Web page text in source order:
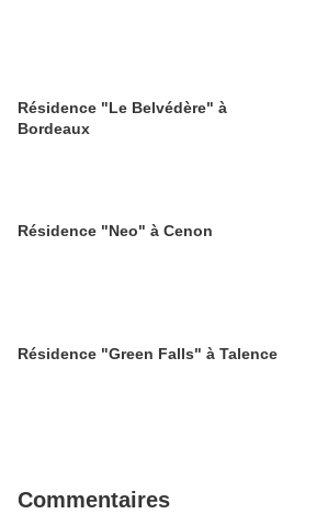
Résidence "Le Belvédère" à
Bordeaux
Résidence "Neo" à Cenon
Résidence "Green Falls" à Talence
Commentaires